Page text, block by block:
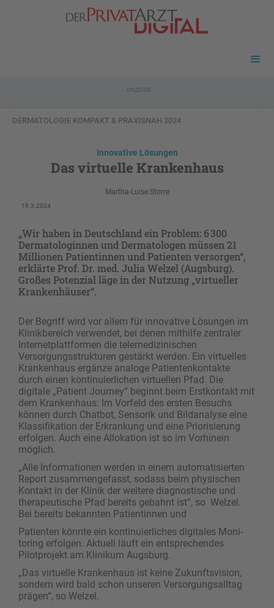
- ANZEIGE -
DERMATOLOGIE KOMPAKT & PRAXISNAH 2024
Innovative Lösungen
Das virtuelle Krankenhaus
Martha-Luise Storre
19.3.2024
„Wir haben in Deutschland ein Problem: 6 300
Dermatologinnen und Dermatologen müssen 21
Millionen Patientinnen und Patienten versorgen“,
erklärte Prof. Dr. med. Julia Welzel (Augsburg).
Großes Potenzial läge in der Nutzung „virtueller
Krankenhäuser“.
Der Begriff wird vor allem für innovative Lösungen im
Klinikbereich verwendet, bei denen mithilfe zentraler
Internetplattformen die telemedizinischen
Versorgungsstrukturen gestärkt werden. Ein virtuelles
Krankenhaus ergänze analoge Patientenkontakte
durch einen kontinuierlichen virtuellen Pfad. Die
digitale „Patient Journey“ beginnt beim Erstkontakt mit
dem Krankenhaus: Im Vorfeld des ersten Besuchs
können durch Chatbot, Sensorik und Bildanalyse eine
Klassifikation der Erkrankung und eine Priorisierung
erfolgen. Auch eine Allokation ist so im Vorhinein
möglich.
„Alle Informationen werden in einem automatisierten
Report zusammengefasst, sodass beim physischen
Kontakt in der Klinik der weitere diagnostische und
therapeutische Pfad bereits gebahnt ist“, so Welzel.
Bei bereits bekannten Patientinnen und
Patienten könnte ein kontinuierliches digitales Moni­
toring erfolgen. Aktuell läuft ein entsprechendes
Pilotprojekt am Klinikum Augsburg.
„Das virtuelle Krankenhaus ist keine Zukunftsvision,
sondern wird bald schon unseren Versorgungsalltag
prägen“, so Welzel.